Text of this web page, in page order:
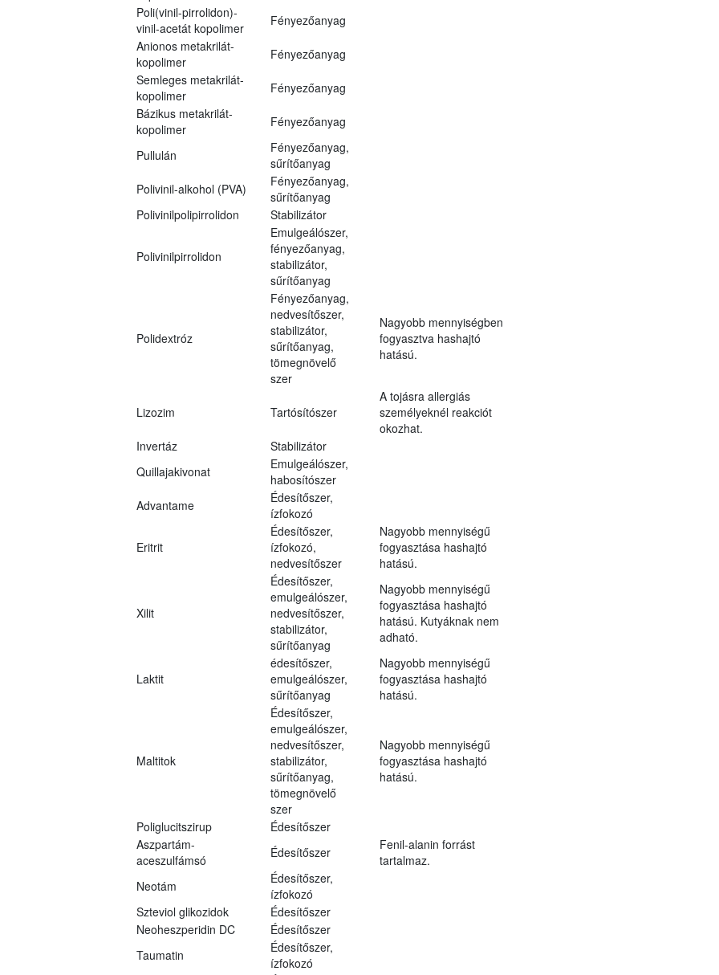
Poli(vinil-pirrolidon)-
vinil-acetát kopolimer
Fényezőanyag
Anionos metakrilát-
kopolimer
Fényezőanyag
Semleges metakrilát-
kopolimer
Fényezőanyag
Bázikus metakrilát-
kopolimer
Fényezőanyag
Pullulán
Fényezőanyag,
sűrítőanyag
Polivinil-alkohol (PVA)
Fényezőanyag,
sűrítőanyag
Polivinilpolipirrolidon Stabilizátor
Polivinilpirrolidon
Emulgeálószer,
fényezőanyag,
stabilizátor,
sűrítőanyag
Polidextróz
Fényezőanyag,
nedvesítőszer,
stabilizátor,
sűrítőanyag,
tömegnövelő
szer
Nagyobb mennyiségben
fogyasztva hashajtó
hatású.
Lizozim Tartósítószer
A tojásra allergiás
személyeknél reakciót
okozhat.
Invertáz
Stabilizátor
Quillajakivonat
Emulgeálószer,
habosítószer
Advantame
Édesítőszer,
ízfokozó
Eritrit
Édesítőszer,
ízfokozó,
nedvesítőszer
Nagyobb mennyiségű
fogyasztása hashajtó
hatású.
Xilit
Édesítőszer,
emulgeálószer,
nedvesítőszer,
stabilizátor,
sűrítőanyag
Nagyobb mennyiségű
fogyasztása hashajtó
hatású. Kutyáknak nem
adható.
Laktit
édesítőszer,
emulgeálószer,
sűrítőanyag
Nagyobb mennyiségű
fogyasztása hashajtó
hatású.
Maltitok
Édesítőszer,
emulgeálószer,
nedvesítőszer,
stabilizátor,
sűrítőanyag,
tömegnövelő
szer
Nagyobb mennyiségű
fogyasztása hashajtó
hatású.
Poliglucitszirup
Édesítőszer
Aszpartám-
aceszulfámsó
Édesítőszer
Fenil-alanin forrást
tartalmaz.
Neotám
Édesítőszer,
ízfokozó
Szteviol glikozidok
Édesítőszer
Neoheszperidin DC
Édesítőszer
Taumatin
Édesítőszer,
ízfokozó